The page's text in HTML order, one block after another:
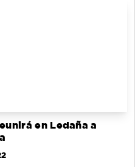
en Ledaña a